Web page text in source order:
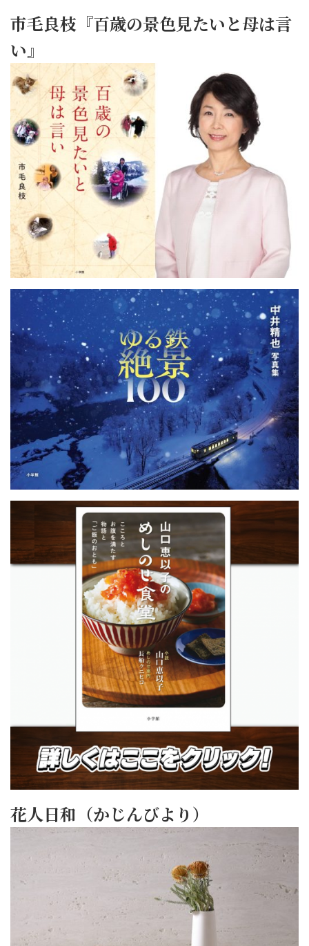
市毛良枝『百歳の景色見たいと母は言
い』
花人日和（かじんびより）